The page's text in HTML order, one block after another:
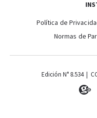
Política de
Normas de
Edición N° 8.534 |